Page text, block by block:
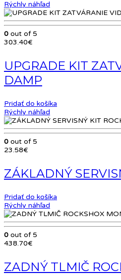
Rýchly náhľad
0 out of 5
303.40€
UPGRADE KIT
DAMP
Pridať do košíka
Rýchly náhľad
0 out of 5
23.58€
ZÁKLADNÝ
Pridať do košíka
Rýchly náhľad
0 out of 5
438.70€
ZADNÝ TLMIČ